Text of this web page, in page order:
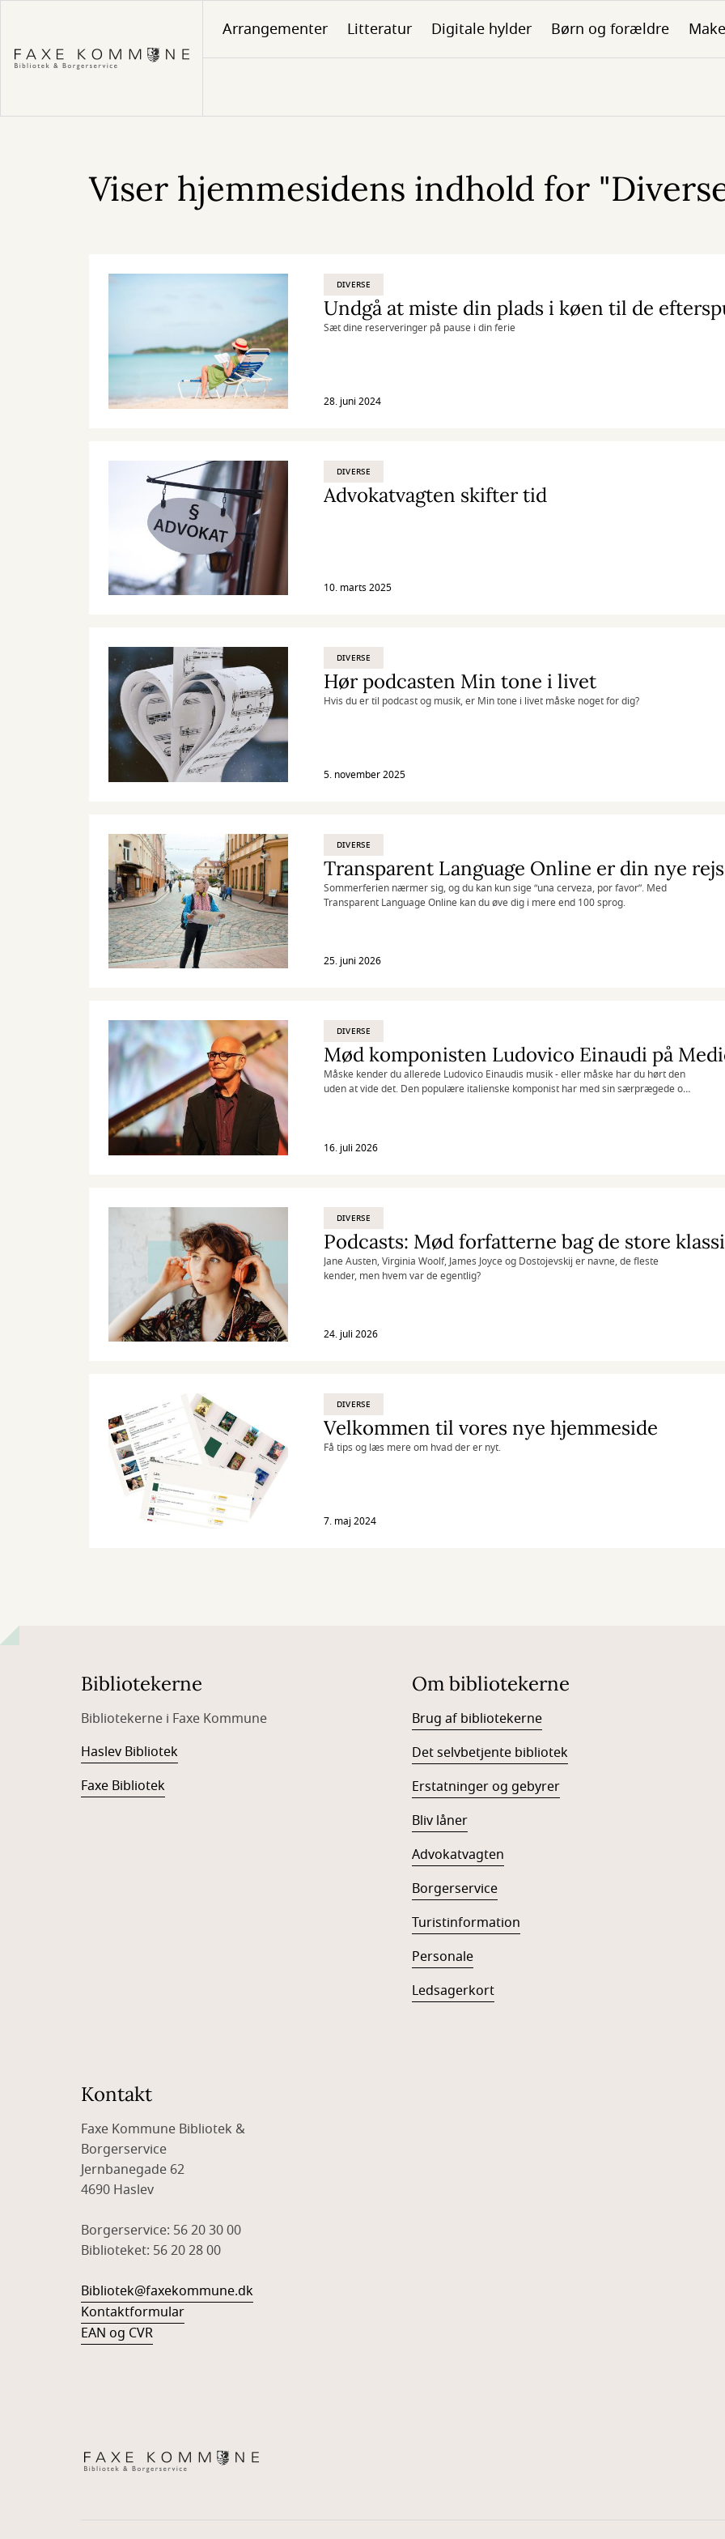
hovedindhold
Arrangementer Litteratur Digitale hylder Børn og forældre
Viser hjemmesidens indhold for
DIVERSE
Sæt dine reserveringer på pause i din ferie
28. juni 2024
DIVERSE
Advokatvagten skifter tid
10. marts 2025
DIVERSE
Hør podcasten Min tone i livet
Hvis du er til podcast og musik, er Min tone i livet måske noget for dig?
5. november 2025
DIVERSE
Transparent Language Online er din nye
Sommerferien nærmer sig, og du kan kun sige “una cerveza, por favor”. Med
Transparent Language Online kan du øve dig i mere end 100 sprog.
25. juni 2026
DIVERSE
Mød komponisten Ludovico Einaudi på
Måske kender du allerede Ludovico Einaudis musik - eller måske har du hørt den
uden at vide det. Den populære italienske komponist har med sin særprægede og
16. juli 2026
DIVERSE
Podcasts: Mød forfatterne bag de store
Jane Austen, Virginia Woolf, James Joyce og Dostojevskij er navne, de fleste
kender, men hvem var de egentlig?
24. juli 2026
DIVERSE
Velkommen til vores nye hjemmeside
Få tips og læs mere om hvad der er nyt.
7. maj 2024
Bibliotekerne
Bibliotekerne i Faxe Kommune
Haslev Bibliotek
Faxe Bibliotek
Om bibliotekerne
Brug af bibliotekerne
Det selvbetjente bibliotek
Erstatninger og gebyrer
Bliv låner
Advokatvagten
Borgerservice
Turistinformation
Personale
Ledsagerkort
Kontakt
Faxe Kommune Bibliotek &
Borgerservice
Jernbanegade 62
4690 Haslev
Borgerservice: 56 20 30 00
Biblioteket: 56 20 28 00
Bibliotek@faxekommune.dk
Kontaktformular
EAN og CVR